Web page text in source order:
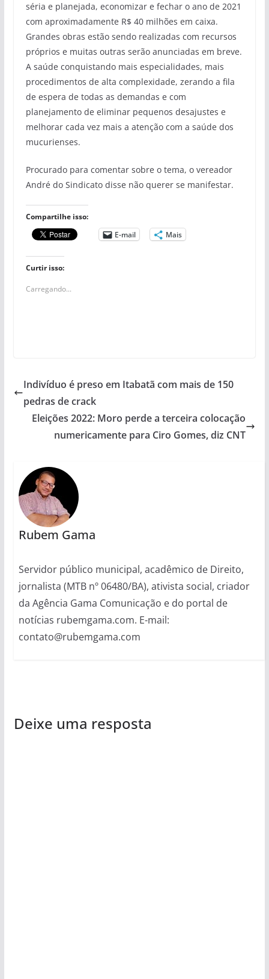
séria e planejada, economizar e fechar o ano de 2021
com aproximadamente R$ 40 milhões em caixa.
Grandes obras estão sendo realizadas com recursos
próprios e muitas outras serão anunciadas em breve.
A saúde conquistando mais especialidades, mais
procedimentos de alta complexidade, zerando a fila
de espera de todas as demandas e com
planejamento de eliminar pequenos desajustes e
melhorar cada vez mais a atenção com a saúde dos
mucurienses.
Procurado para comentar sobre o tema, o vereador
André do Sindicato disse não querer se manifestar.
Compartilhe isso:
E-mail
Mais
Curtir isso:
Carregando...
Indivíduo é preso em Itabatã com mais de 150
pedras de crack
Eleições 2022: Moro perde a terceira colocação
numericamente para Ciro Gomes, diz CNT
Rubem Gama
Servidor público municipal, acadêmico de Direito,
jornalista (MTB nº 06480/BA), ativista social, criador
da Agência Gama Comunicação e do portal de
notícias rubemgama.com. E-mail:
contato@rubemgama.com
Deixe uma resposta